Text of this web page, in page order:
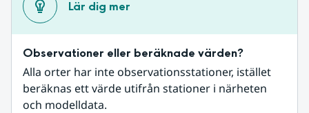
Lär dig mer
Observationer eller beräknade värden?
Alla orter har inte observationsstationer, istället
beräknas ett värde utifrån stationer i närheten
och modelldata.